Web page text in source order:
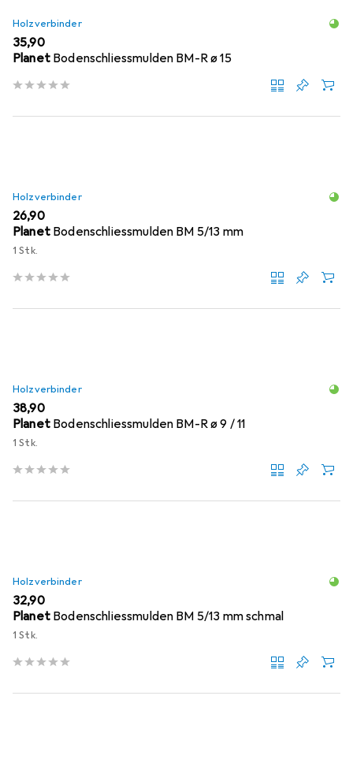
Holzverbinder
EUR
35,90
Planet Bodenschliessmulden BM-R ø 15
Holzverbinder
EUR
26,90
Planet Bodenschliessmulden BM 5/13 mm
1 Stk.
Holzverbinder
EUR
38,90
Planet Bodenschliessmulden BM-R ø 9 / 11
1 Stk.
Holzverbinder
EUR
32,90
Planet Bodenschliessmulden BM 5/13 mm schmal
1 Stk.